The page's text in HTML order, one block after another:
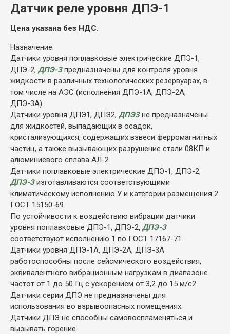
Датчик реле уровня ДПЭ-1
Цена указана без НДС.
Назначение.
Датчики уровня поплавковые электрические ДПЭ-1,
ДПЭ-2, ДПЭ-3предназначены для контроля уровня
жидкости в различных технологических резервуарах, в
том числе на АЭС (исполнения ДПЭ-1А, ДПЭ-2А,
ДПЭ-3А).
Датчики уровня ДПЭ1, ДПЭ2, ДПЭ3не предназначены
для жидкостей, выпадающих в осадок,
кристализующихся, содержащих взвеси ферромагнитных
частиц, а также вызывающих разрушение стали 08КП и
алюминиевого сплава АЛ-2.
Датчики поплавковые электрические ДПЭ-1, ДПЭ-2,
ДПЭ-3изготавливаются соответствующими
климатическому исполнению У и категории размещения 2
ГОСТ 15150-69.
По устойчивости к воздействию вибрации датчики
уровня поплавковые ДПЭ-1, ДПЭ-2, ДПЭ-3
соответствуют исполнению 1 по ГОСТ 17167-71.
Датчики уровня ДПЭ-1А, ДПЭ-2А, ДПЭ-3А
работоспособны после сейсмического воздействия,
эквивалентного вибрационным нагрузкам в диапазоне
частот от 1 до 50 Гц с ускорением от 3,2 до 15 м/с2.
Датчики серии ДПЭ не предназначены для
использования во взрывоопасных помещениях.
Датчики ДПЭ не способны самовоспламеняться и
вызывать горение.